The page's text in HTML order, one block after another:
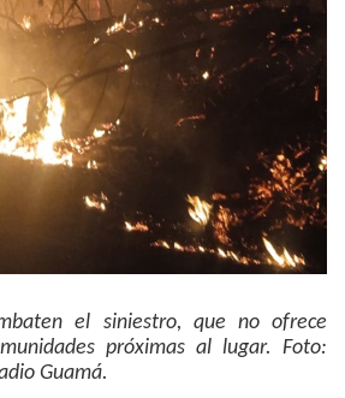
el siniestro, que no ofrece
próximas al lugar. Foto:
Guamá.